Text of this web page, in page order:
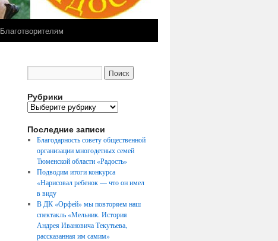
Благотворителям
Рубрики
Рубрики
Последние записи
Благодарность совету общественной
организации многодетных семей
Тюменской области «Радость»
Подводим итоги конкурса
«Нарисовал ребенок — что он имел
в виду
В ДК «Орфей» мы повторяем наш
спектакль «Мельник. История
Андрея Ивановича Текутьева,
рассказанная им самим»